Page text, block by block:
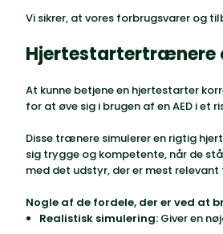
Vi sikrer, at vores forbrugsvarer og
Hjertestartertrænere
At kunne betjene en hjertestarter
for at øve sig i brugen af en AED i et
Disse trænere simulerer en rigtig
sig trygge og kompetente, når de
med det udstyr, der er mest relevant
Nogle af de fordele, der er ved
Realistisk simulering: Giver en